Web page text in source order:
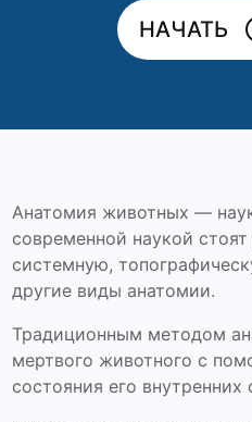
НАЧАТЬ
Анатомия животных —
современной наукой
системную,
другие виды анатомии.
Традиционным методом
мертвого животного с
состояния его